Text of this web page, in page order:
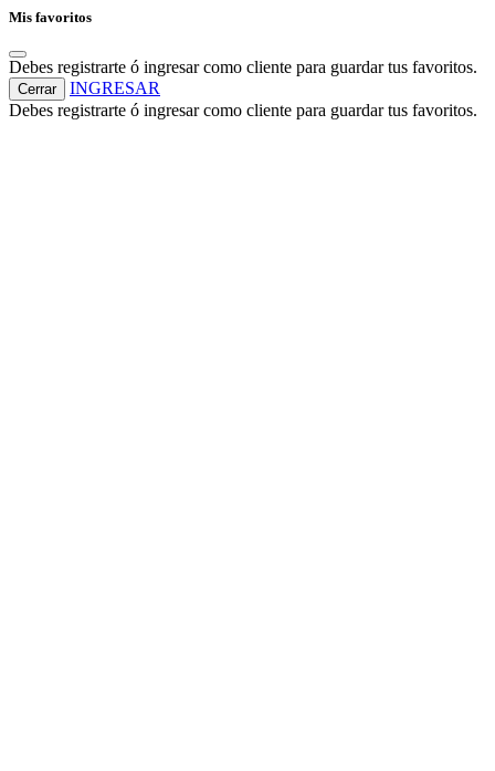
Mis favoritos
Debes registrarte ó ingresar como cliente para guardar tus favoritos.
Cerrar
INGRESAR
Debes registrarte ó ingresar como cliente para guardar tus favoritos.